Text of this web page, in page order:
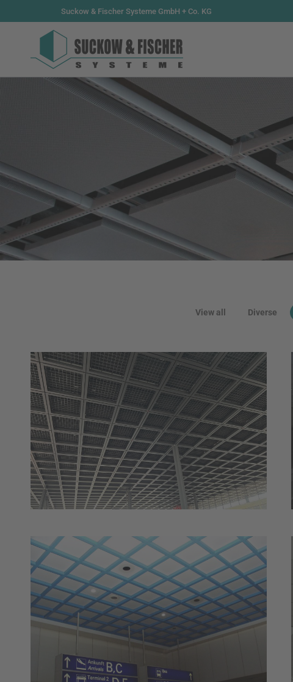
Suckow & Fischer Systeme GmbH + Co. KG
View all Diverse